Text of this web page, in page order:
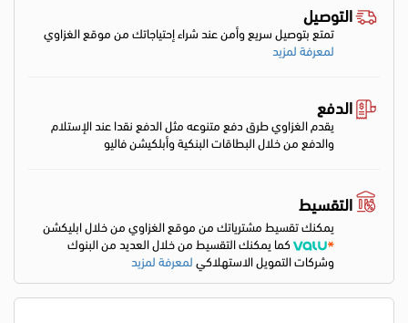
التوصيل
تمتع بتوصيل سريع وأمن عند شراء إحتياجاتك من موقع الغزاوي
لمعرفة لمزيد
الدفع
يقدم الغزاوي طرق دفع متنوعه مثل الدفع نقدا عند الإستلام
والدفع من خلال البطاقات البنكية وأبلكيشن فاليو
التقسيط
يمكنك تقسيط مشترياتك من موقع الغزاوي من خلال ابليكشن
كما يمكنك التقسيط من خلال العديد من البنوك
وشركات التمويل الاستهلاكيلمعرفة لمزيد